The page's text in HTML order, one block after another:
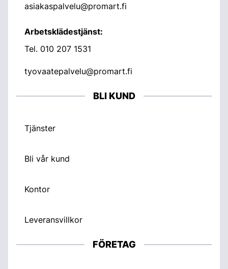
asiakaspalvelu@promart.fi
Arbetsklädestjänst:
Tel. 010 207 1531
tyovaatepalvelu@promart.fi
BLI KUND
Tjänster
Bli vår kund
Kontor
Leveransvillkor
FÖRETAG